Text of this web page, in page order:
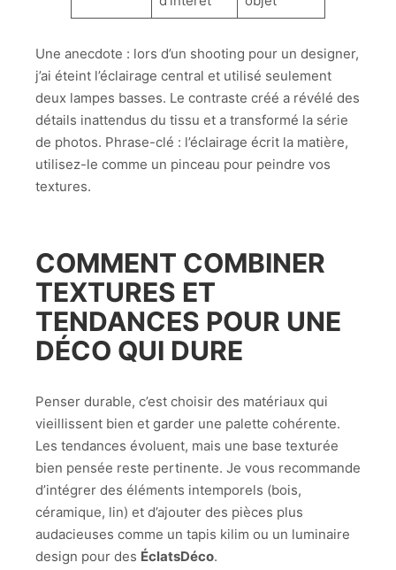
Une anecdote : lors d’un shooting pour un designer,
j’ai éteint l’éclairage central et utilisé seulement
deux lampes basses. Le contraste créé a révélé des
détails inattendus du tissu et a transformé la série
de photos. Phrase-clé : l’éclairage écrit la matière,
utilisez-le comme un pinceau pour peindre vos
textures.
COMMENT COMBINER
TEXTURES ET
TENDANCES POUR UNE
DÉCO QUI DURE
Penser durable, c’est choisir des matériaux qui
vieillissent bien et garder une palette cohérente.
Les tendances évoluent, mais une base texturée
bien pensée reste pertinente. Je vous recommande
d’intégrer des éléments intemporels (bois,
céramique, lin) et d’ajouter des pièces plus
audacieuses comme un tapis kilim ou un luminaire
design pour des ÉclatsDéco.